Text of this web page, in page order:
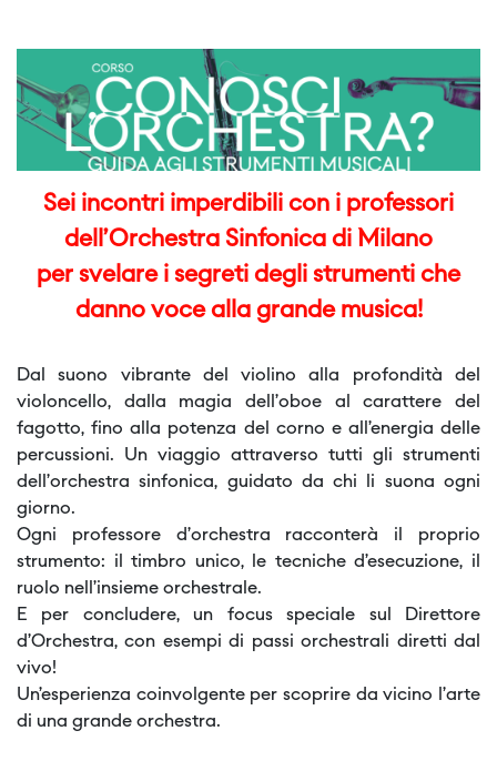
Sei incontri imperdibili con i professori
dell’Orchestra Sinfonica di Milano
per svelare i segreti degli strumenti che
danno voce alla grande musica!
Dal suono vibrante del violino alla profondità del
violoncello, dalla magia dell’oboe al carattere del
fagotto, fino alla potenza del corno e all’energia delle
percussioni. Un viaggio attraverso tutti gli strumenti
dell’orchestra sinfonica, guidato da chi li suona ogni
giorno.
Ogni professore d’orchestra racconterà il proprio
strumento: il timbro unico, le tecniche d’esecuzione, il
ruolo nell’insieme orchestrale.
E per concludere, un focus speciale sul Direttore
d’Orchestra, con esempi di passi orchestrali diretti dal
vivo!
Un’esperienza coinvolgente per scoprire da vicino l’arte
di una grande orchestra.